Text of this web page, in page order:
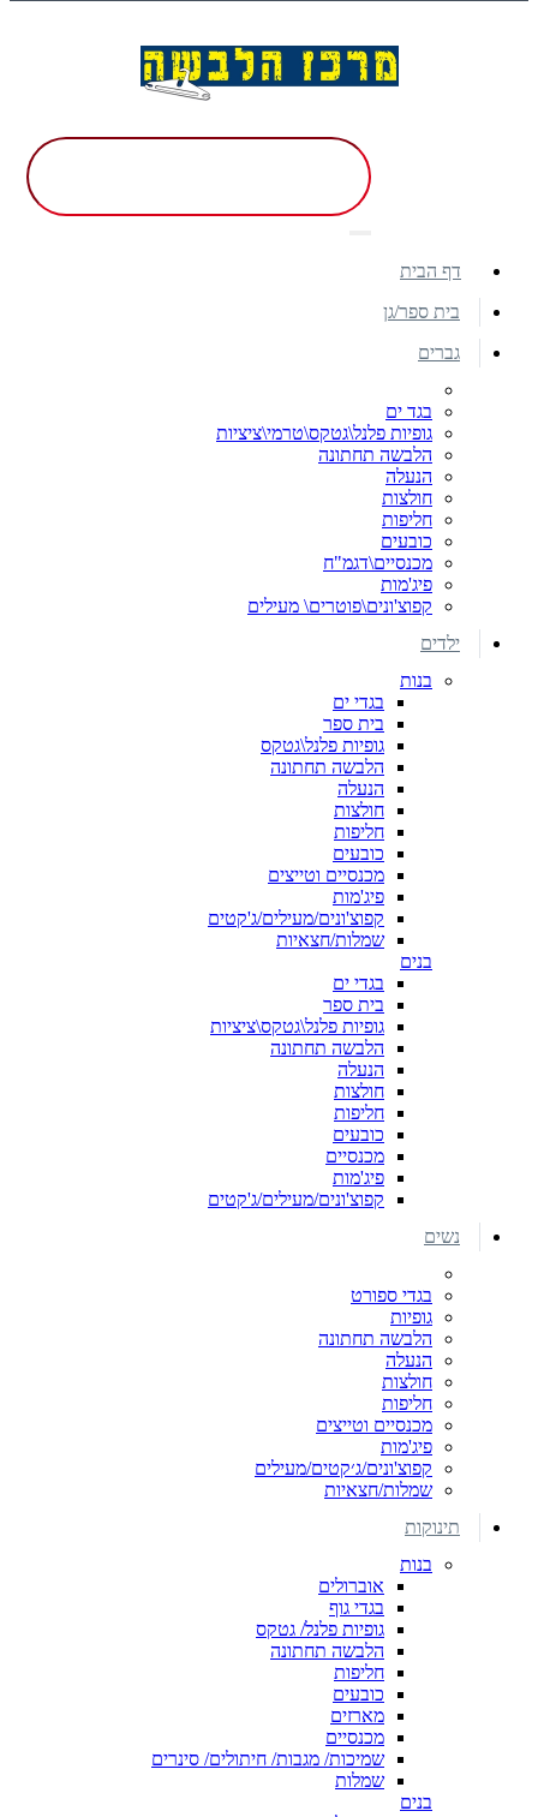
דף הבית
בית ספר/גן
גברים
בגד ים
גופיות פלנל\גטקס\טרמי\ציציות
הלבשה תחתונה
הנעלה
חולצות
חליפות
כובעים
מכנסיים\דגמ"ח
פיג'מות
קפוצ'ונים\פוטרים\ מעילים
ילדים
בנות
בגדי ים
בית ספר
גופיות פלנל\גטקס
הלבשה תחתונה
הנעלה
חולצות
חליפות
כובעים
מכנסיים וטייצים
פיג'מות
קפוצ'ונים/מעילים/ג'קטים
שמלות/חצאיות
בנים
בגדי ים
בית ספר
גופיות פלנל\גטקס\ציציות
הלבשה תחתונה
הנעלה
חולצות
חליפות
כובעים
מכנסיים
פיג'מות
קפוצ'ונים/מעילים/ג'קטים
נשים
בגדי ספורט
גופיות
הלבשה תחתונה
הנעלה
חולצות
חליפות
מכנסיים וטייצים
פיג'מות
קפוצ'ונים/ג׳קטים/מעילים
שמלות/חצאיות
תינוקות
בנות
אוברולים
בגדי גוף
גופיות פלנל/ גטקס
הלבשה תחתונה
חליפות
כובעים
מארזים
מכנסיים
שמיכות/ מגבות/ חיתולים/ סינרים
שמלות
בנים